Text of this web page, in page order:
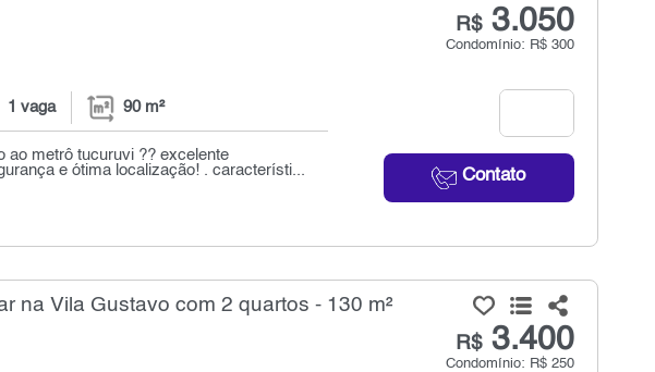
R$3.050
Condomínio: R$ 300
Contato
1 vaga 90 m²
ao metrô tucuruvi ?? excelente
e ótima localização! . característi...
na Vila Gustavo com 2 quartos - 130 m²
R$3.400
Condomínio: R$ 250